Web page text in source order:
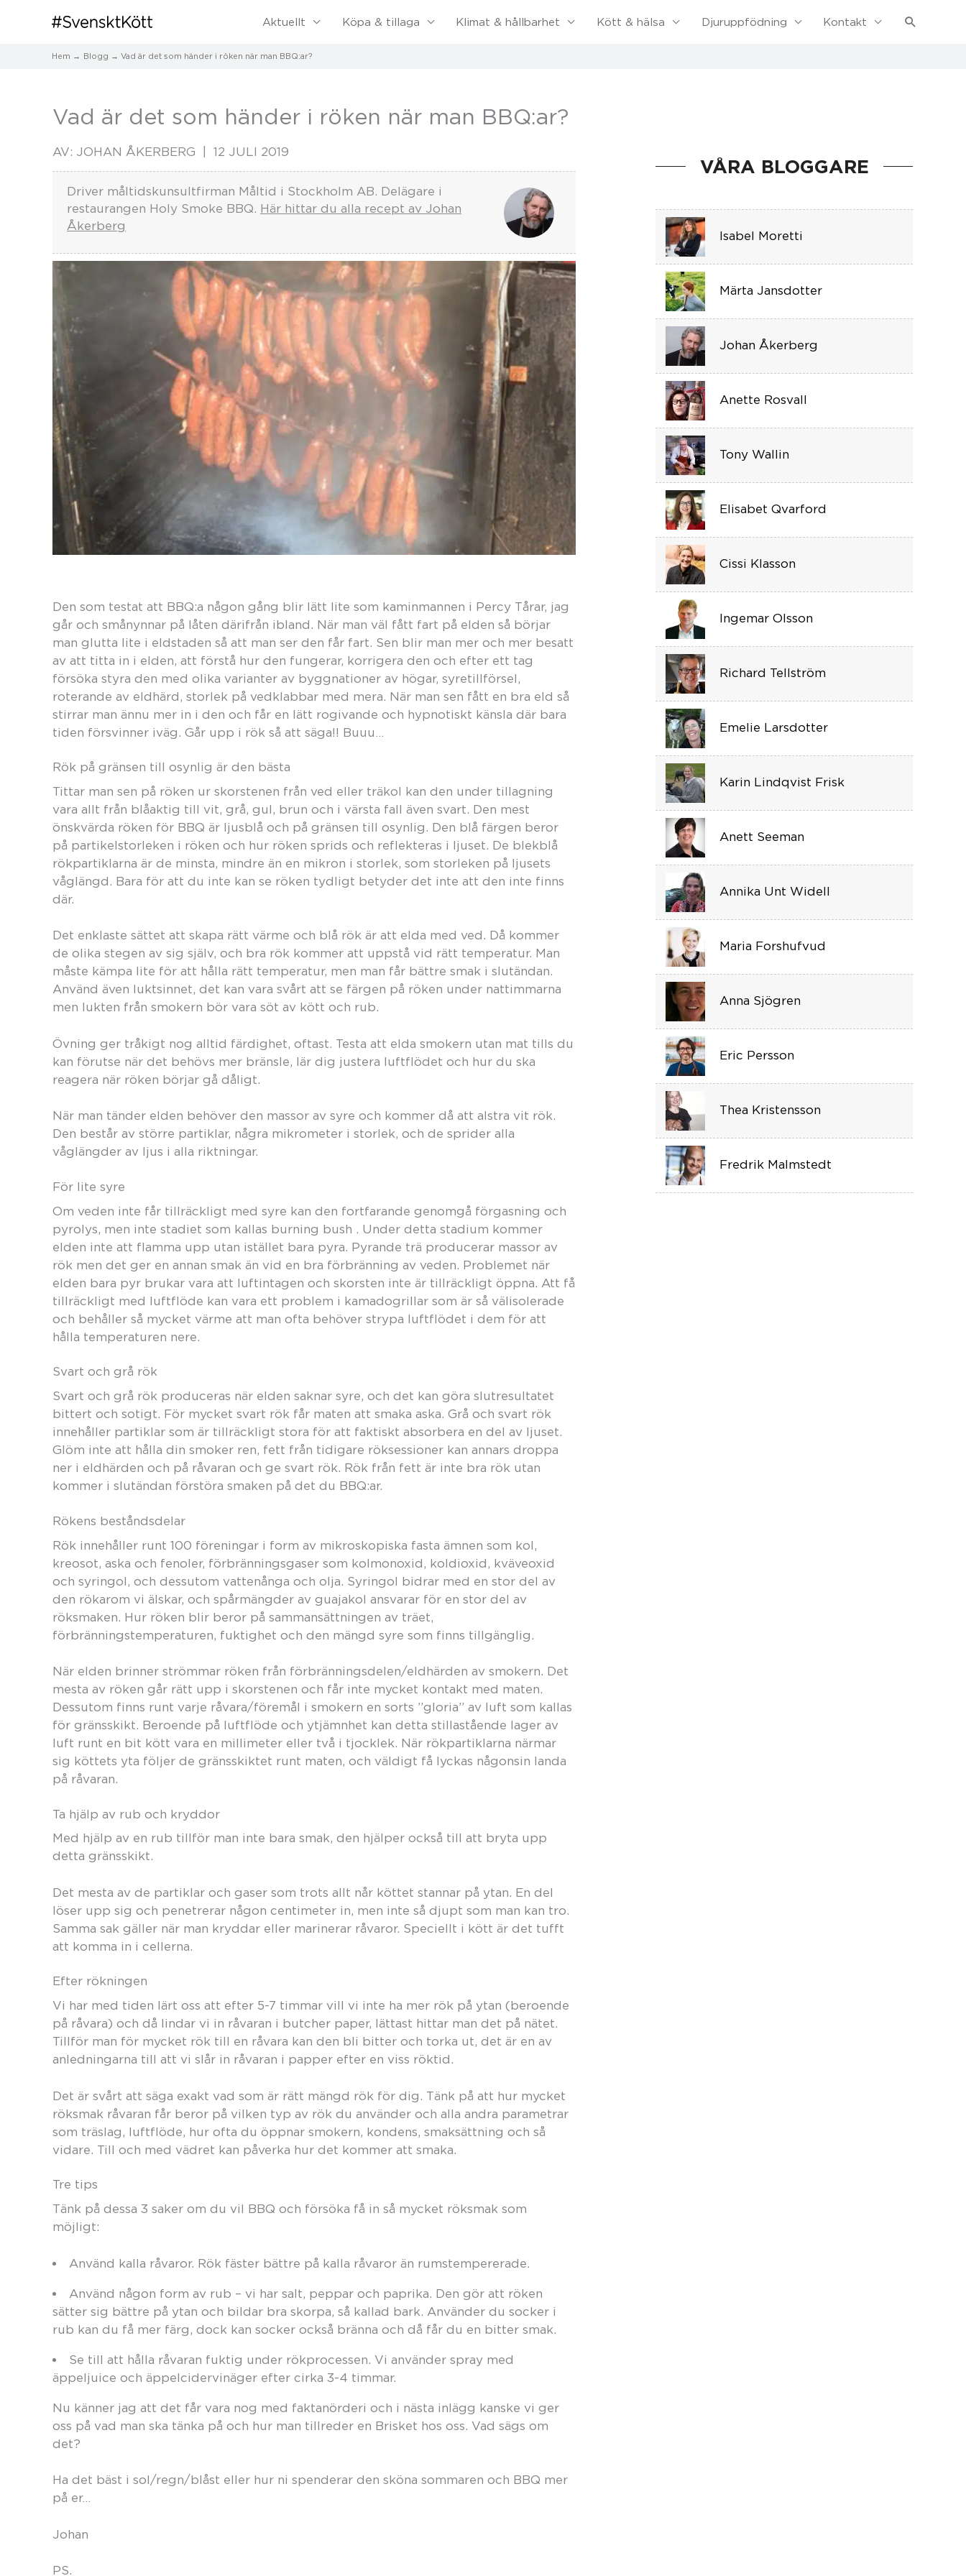
Aktuellt Köpa & tillaga Klimat & hållbarhet Kött & hälsa Djuruppfödning Kontakt Sök
Hem Blogg ​Vad är det som händer i röken när man BBQ:ar?
​Vad är det som händer i röken när man BBQ:ar?
AV: JOHAN ÅKERBERG 12 JULI 2019
Driver måltidskunsultfirman Måltid i Stockholm AB. Delägare i
restaurangen Holy Smoke BBQ. Här hittar du alla recept av Johan
Åkerberg
Den som testat att BBQ:a någon gång blir lätt lite som kaminmannen i Percy Tårar, jag
går och smånynnar på låten därifrån ibland. När man väl fått fart på elden så börjar
man glutta lite i eldstaden så att man ser den får fart. Sen blir man mer och mer besatt
av att titta in i elden, att förstå hur den fungerar, korrigera den och efter ett tag
försöka styra den med olika varianter av byggnationer av högar, syretillförsel,
roterande av eldhärd, storlek på vedklabbar med mera. När man sen fått en bra eld så
stirrar man ännu mer in i den och får en lätt rogivande och hypnotiskt känsla där bara
tiden försvinner iväg. Går upp i rök så att säga!! Buuu…
Rök på gränsen till osynlig är den bästa
Tittar man sen på röken ur skorstenen från ved eller träkol kan den under tillagning
vara allt från blåaktig till vit, grå, gul, brun och i värsta fall även svart. Den mest
önskvärda röken för BBQ är ljusblå och på gränsen till osynlig. Den blå färgen beror
på partikelstorleken i röken och hur röken sprids och reflekteras i ljuset. De blekblå
rökpartiklarna är de minsta, mindre än en mikron i storlek, som storleken på ljusets
våglängd. Bara för att du inte kan se röken tydligt betyder det inte att den inte finns
där.
Det enklaste sättet att skapa rätt värme och blå rök är att elda med ved. Då kommer
de olika stegen av sig själv, och bra rök kommer att uppstå vid rätt temperatur. Man
måste kämpa lite för att hålla rätt temperatur, men man får bättre smak i slutändan.
Använd även luktsinnet, det kan vara svårt att se färgen på röken under nattimmarna
men lukten från smokern bör vara söt av kött och rub.
Övning ger tråkigt nog alltid färdighet, oftast. Testa att elda smokern utan mat tills du
kan förutse när det behövs mer bränsle, lär dig justera luftflödet och hur du ska
reagera när röken börjar gå dåligt.
När man tänder elden behöver den massor av syre och kommer då att alstra vit rök.
Den består av större partiklar, några mikrometer i storlek, och de sprider alla
våglängder av ljus i alla riktningar.
För lite syre
Om veden inte får tillräckligt med syre kan den fortfarande genomgå förgasning och
pyrolys, men inte stadiet som kallas burning bush . Under detta stadium kommer
elden inte att flamma upp utan istället bara pyra. Pyrande trä producerar massor av
rök men det ger en annan smak än vid en bra förbränning av veden. Problemet när
elden bara pyr brukar vara att luftintagen och skorsten inte är tillräckligt öppna. Att få
tillräckligt med luftflöde kan vara ett problem i kamadogrillar som är så välisolerade
och behåller så mycket värme att man ofta behöver strypa luftflödet i dem för att
hålla temperaturen nere.
Svart och grå rök
Svart och grå rök produceras när elden saknar syre, och det kan göra slutresultatet
bittert och sotigt. För mycket svart rök får maten att smaka aska. Grå och svart rök
innehåller partiklar som är tillräckligt stora för att faktiskt absorbera en del av ljuset.
Glöm inte att hålla din smoker ren, fett från tidigare röksessioner kan annars droppa
ner i eldhärden och på råvaran och ge svart rök. Rök från fett är inte bra rök utan
kommer i slutändan förstöra smaken på det du BBQ:ar.
Rökens beståndsdelar
Rök innehåller runt 100 föreningar i form av mikroskopiska fasta ämnen som kol,
kreosot, aska och fenoler, förbränningsgaser som kolmonoxid, koldioxid, kväveoxid
och syringol, och dessutom vattenånga och olja. Syringol bidrar med en stor del av
den rökarom vi älskar, och spårmängder av guajakol ansvarar för en stor del av
röksmaken. Hur röken blir beror på sammansättningen av träet,
förbränningstemperaturen, fuktighet och den mängd syre som finns tillgänglig.
När elden brinner strömmar röken från förbränningsdelen/eldhärden av smokern. Det
mesta av röken går rätt upp i skorstenen och får inte mycket kontakt med maten.
Dessutom finns runt varje råvara/föremål i smokern en sorts ”gloria” av luft som kallas
för gränsskikt. Beroende på luftflöde och ytjämnhet kan detta stillastående lager av
luft runt en bit kött vara en millimeter eller två i tjocklek. När rökpartiklarna närmar
sig köttets yta följer de gränsskiktet runt maten, och väldigt få lyckas någonsin landa
på råvaran.
Ta hjälp av rub och kryddor
Med hjälp av en rub tillför man inte bara smak, den hjälper också till att bryta upp
detta gränsskikt.
Det mesta av de partiklar och gaser som trots allt når köttet stannar på ytan. En del
löser upp sig och penetrerar någon centimeter in, men inte så djupt som man kan tro.
Samma sak gäller när man kryddar eller marinerar råvaror. Speciellt i kött är det tufft
att komma in i cellerna.
Efter rökningen
Vi har med tiden lärt oss att efter 5-7 timmar vill vi inte ha mer rök på ytan (beroende
på råvara) och då lindar vi in råvaran i butcher paper, lättast hittar man det på nätet.
Tillför man för mycket rök till en råvara kan den bli bitter och torka ut, det är en av
anledningarna till att vi slår in råvaran i papper efter en viss röktid.
Det är svårt att säga exakt vad som är rätt mängd rök för dig. Tänk på att hur mycket
röksmak råvaran får beror på vilken typ av rök du använder och alla andra parametrar
som träslag, luftflöde, hur ofta du öppnar smokern, kondens, smaksättning och så
vidare. Till och med vädret kan påverka hur det kommer att smaka.
Tre tips
Tänk på dessa 3 saker om du vil BBQ och försöka få in så mycket röksmak som
möjligt:
Använd kalla råvaror. Rök fäster bättre på kalla råvaror än rumstempererade.
Använd någon form av rub – vi har salt, peppar och paprika. Den gör att röken
sätter sig bättre på ytan och bildar bra skorpa, så kallad bark. Använder du socker i
rub kan du få mer färg, dock kan socker också bränna och då får du en bitter smak.
Se till att hålla råvaran fuktig under rökprocessen. Vi använder spray med
äppeljuice och äppelcidervinäger efter cirka 3-4 timmar.
Nu känner jag att det får vara nog med faktanörderi och i nästa inlägg kanske vi ger
oss på vad man ska tänka på och hur man tillreder en Brisket hos oss. Vad sägs om
det?
Ha det bäst i sol/regn/blåst eller hur ni spenderar den sköna sommaren och BBQ mer
på er…
Johan
PS.
VÅRA BLOGGARE
Isabel Moretti
Märta Jansdotter
Johan Åkerberg
Anette Rosvall
Tony Wallin
Elisabet Qvarford
Cissi Klasson
Ingemar Olsson
Richard Tellström
Emelie Larsdotter
Karin Lindqvist Frisk
Anett Seeman
Annika Unt Widell
Maria Forshufvud
Anna Sjögren
Eric Persson
Thea Kristensson
Fredrik Malmstedt